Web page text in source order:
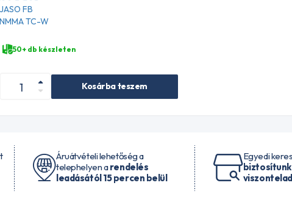
JASO FB
NMMA TC-W
50+ db készleten
Kosárba teszem
Áruátvételi lehetőség a
telephelyen arendelés
leadásától 15 percen belül
Egyedi
biztosítunk